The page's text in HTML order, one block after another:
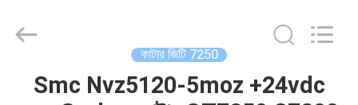
EQUIPMENT
CO.,LTD.
কাটার জিটি 7250
Smc Nvz5120-5moz +24vdc